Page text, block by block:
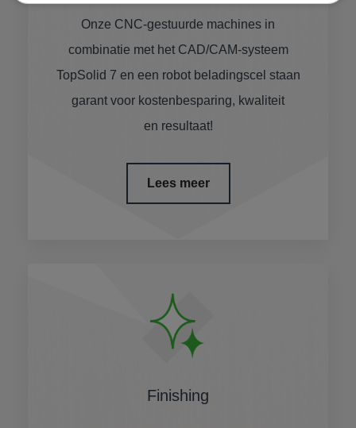
Onze CNC-gestuurde machines in
combinatie met het CAD/CAM-systeem
TopSolid 7 en een robot beladingscel staan
garant voor kostenbesparing, kwaliteit
en resultaat!
Lees meer
Finishing